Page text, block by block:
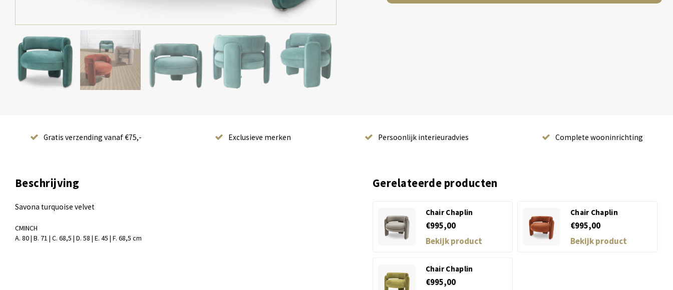
Gratis verzending vanaf €75,- Exclusieve merken Persoonlijk interieuradvies Complete wooninrichting
Beschrijving
Savona turquoise velvet
CMINCH
A. 80 | B. 71 | C. 68,5 | D. 58 | E. 45 | F. 68,5 cm
Gerelateerde producten
Chair Chaplin
€995,00
Bekijk product
Chair Chaplin
€995,00
Bekijk product
Chair Chaplin
€995,00